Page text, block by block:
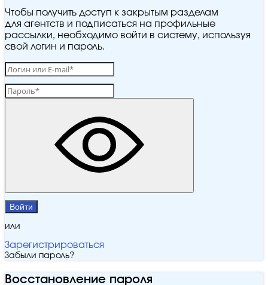
Чтобы получить доступ к закрытым разделам
для агентств и подписаться на профильные
рассылки, необходимо войти в систему, используя
свой логин и пароль.
Войти
или
Зарегистрироваться
Забыли пароль?
Восстановление пароля